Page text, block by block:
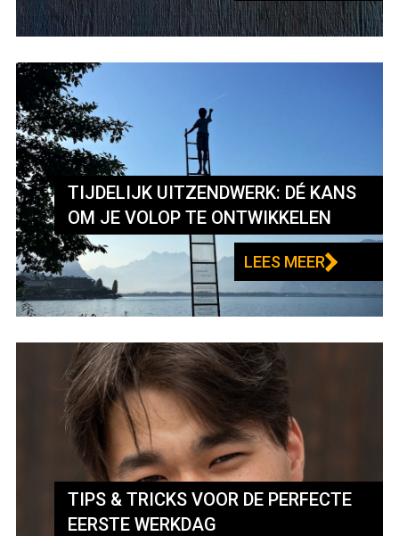
TIJDELIJK UITZENDWERK: DÉ KANS
OM JE VOLOP TE ONTWIKKELEN
LEES MEER
TIPS & TRICKS VOOR DE PERFECTE
EERSTE WERKDAG